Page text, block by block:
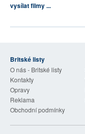
vysílat filmy ...
Britské listy
O nás - Britské listy
Kontakty
Opravy
Reklama
Obchodní podmínky